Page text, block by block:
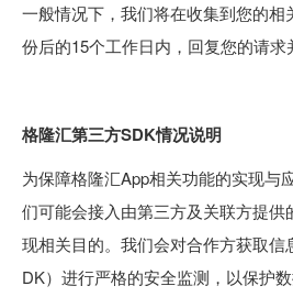
一般情况下，我们将在收集到您的相
份后的15个工作日内，回复您的请求
格隆汇第三方SDK情况说明
为保障格隆汇App相关功能的实现与
们可能会接入由第三方及关联方提
现相关目的。我们会对合作方获取
DK）进行严格的安全监测，以保护数